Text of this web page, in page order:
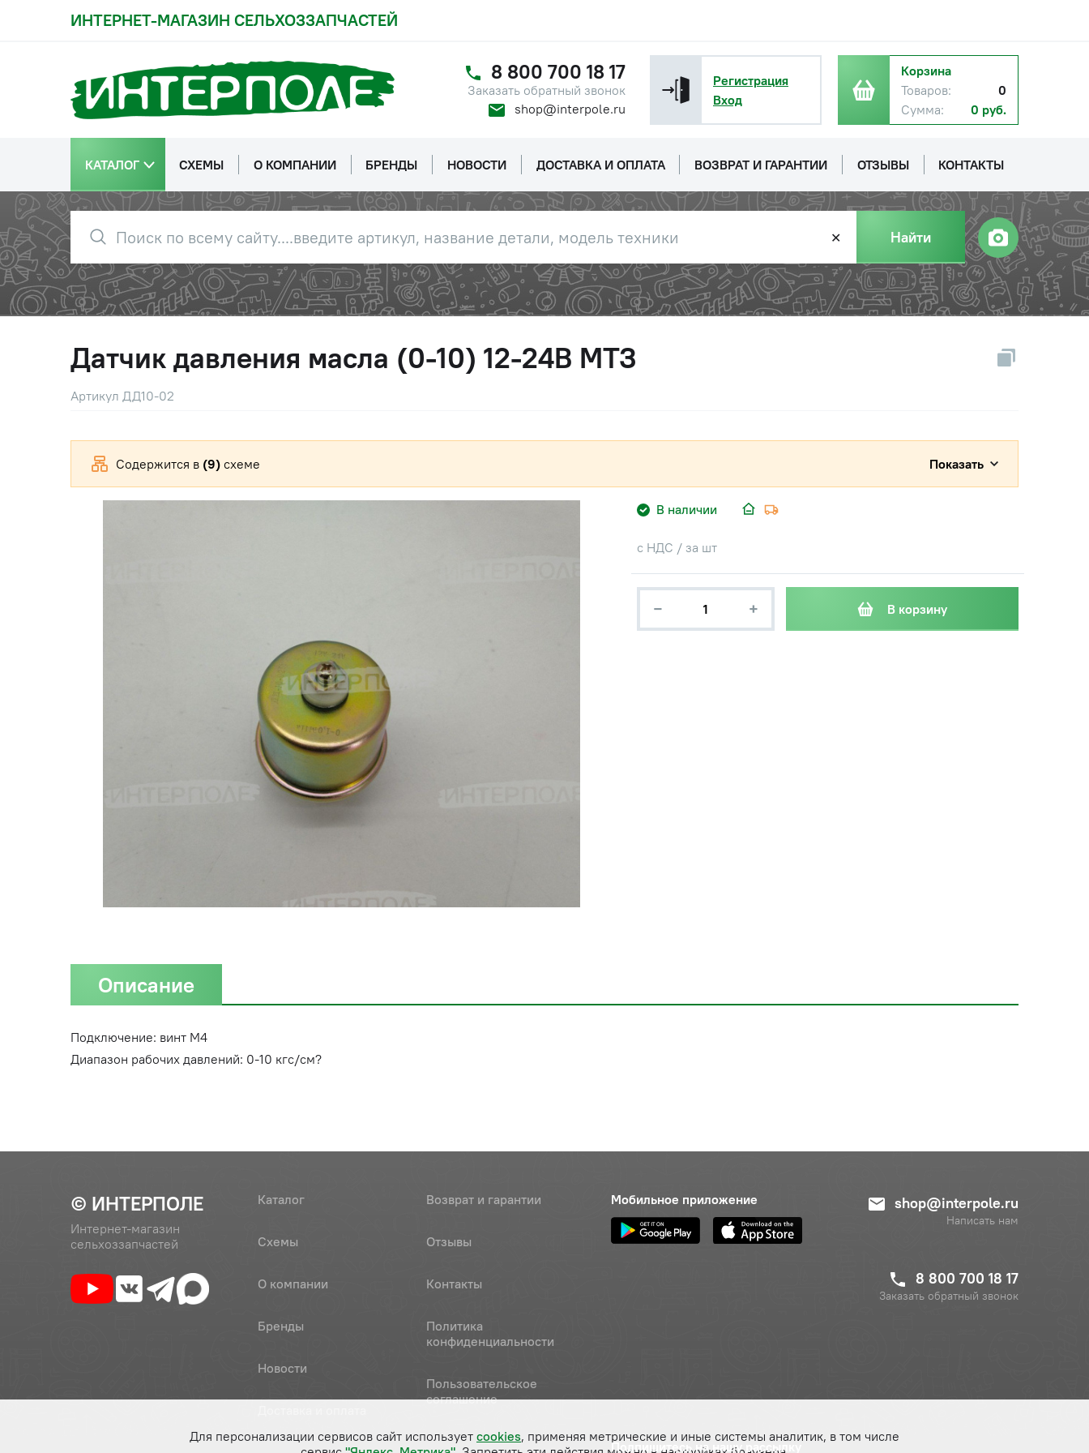
ИНТЕРНЕТ-МАГАЗИН СЕЛЬХОЗЗАПЧАСТЕЙ
8 800 700 18 17
Заказать обратный звонок
shop@interpole.ru
Регистрация
Вход
Корзина
Товаров:
0
Сумма:
0 руб.
КАТАЛОГ СХЕМЫ О КОМПАНИИ БРЕНДЫ НОВОСТИ ДОСТАВКА И ОПЛАТА ВОЗВРАТ И ГАРАНТИИ ОТЗЫВЫ КОНТАКТЫ
✕ Найти
Датчик давления масла (0-10) 12-24B МТЗ
Артикул ДД10-02
В наличии
с НДС / за шт
− + В корзину
Содержится в (9) схеме Показать
Описание
Подключение: винт М4
Диапазон рабочих давлений: 0-10 кгс/см?
© ИНТЕРПОЛЕ
Интернет-магазин
сельхоззапчастей
Каталог
Схемы
О компании
Бренды
Новости
Возврат и гарантии
Отзывы
Контакты
Политика
конфиденциальности
Пользовательское
соглашение
Мобильное приложение shop@interpole.ru
Написать нам
8 800 700 18 17
Заказать обратный звонок
Подпишитесь на нашу рассылку
Для персонализации сервисов сайт использует cookies, применяя метрические и иные системы аналитик, в том числе